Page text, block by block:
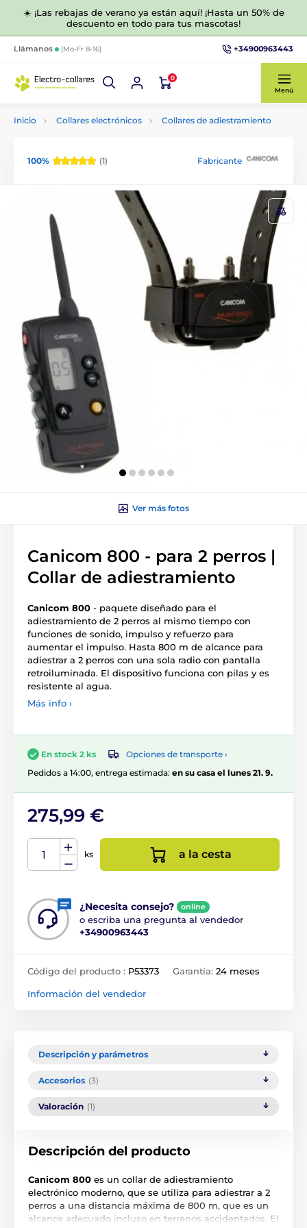
☀️ ¡Las rebajas de verano ya están aquí! ¡Hasta un 50% de
descuento en todo para tus mascotas!
Llámanos (Mo-Fr 8-16) +34900963443
0
Menú
Inicio Collares electrónicos Collares de adiestramiento
100% (1) Fabricante
Ver más fotos
Canicom 800 - para 2 perros |
Collar de adiestramiento
Canicom 800 - paquete diseñado para el
adiestramiento de 2 perros al mismo tiempo con
funciones de sonido, impulso y refuerzo para
aumentar el impulso. Hasta 800 m de alcance para
adiestrar a 2 perros con una sola radio con pantalla
retroiluminada. El dispositivo funciona con pilas y es
resistente al agua.
Más info ›
En stock 2 ks
Opciones de transporte ›
Pedidos a 14:00, entrega estimada: en su casa el lunes 21. 9.
275,99 €
ks a la cesta
¿Necesita consejo? online
o escriba una pregunta al vendedor
+34900963443
Código del producto : P53373 Garantía: 24 meses
Información del vendedor
Descripción y parámetros
Accesorios (3)
Valoración (1)
Descripción del producto
Canicom 800 es un collar de adiestramiento
electrónico moderno, que se utiliza para adiestrar a 2
perros a una distancia máxima de 800 m, que es un
alcance adecuado incluso en terrenos accidentados. El